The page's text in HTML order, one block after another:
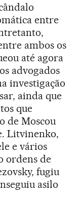
entre
ambos os
até agora
advogados
investigação
ainda que
que
de Moscou
Litvinenko,
e vários
ordens de
fugiu
asilo